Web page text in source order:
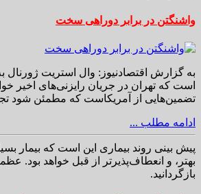
واشنگتن در برابر دوراهی سخت
به گزارش اقتصادنیوز: وال استریت ژورنال
است که تهران در جریان رایزنی‌های اخیر
تضمین‌هایی از آمریکاست که مطمئن شود
ادامه مطلب ...
پیش بینی روند بیماری این است که بیمار
بهتر، و انعطاف‌پذیرتر از قبل خواهد بود.
بازگردانید.